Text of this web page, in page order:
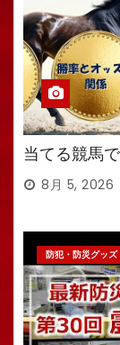
当てる競馬
8月 5, 2026
防犯・防災グッズ